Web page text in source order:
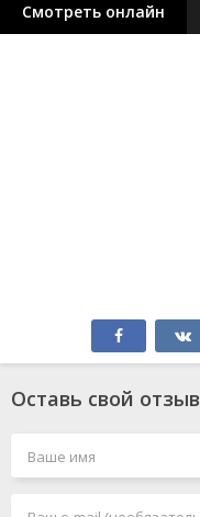
Смотреть онлайн
Оставь свой отзыв